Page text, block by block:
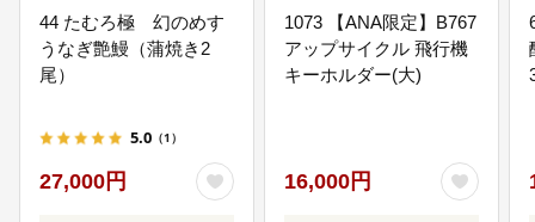
環境改善に活用させていただいて
います。
44 たむろ極 幻のめす
うなぎ艶鰻（蒲焼き2
尾）
5.0 （1）
27,000円
1073 【ANA限定】B767
アップサイクル 飛行機
キーホルダー(大)
16,000円